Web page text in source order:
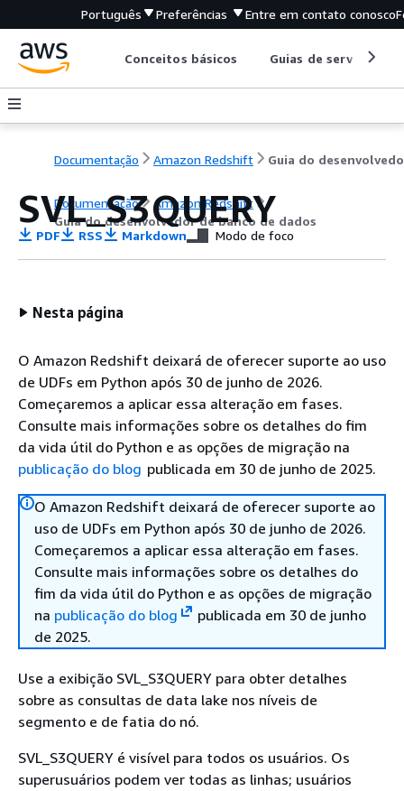
Português Preferências Entre em contato conosco
Conceitos básicos Guias de serviço
Documentação Amazon Redshift
Documentação
Amazon Redshift
Guia do desenvolvedor de banco de dados
SVL_S3QUERY
PDF RSS Markdown Modo de foco
Nesta página
O Amazon Redshift deixará de oferecer suporte ao uso
de UDFs em Python após 30 de junho de 2026.
Começaremos a aplicar essa alteração em fases.
Consulte mais informações sobre os detalhes do fim
da vida útil do Python e as opções de migração na
publicação do blog publicada em 30 de junho de 2025.
O Amazon Redshift deixará de oferecer suporte ao
uso de UDFs em Python após 30 de junho de 2026.
Começaremos a aplicar essa alteração em fases.
Consulte mais informações sobre os detalhes do
fim da vida útil do Python e as opções de migração
na publicação do blog
publicada em 30 de junho
de 2025.
Use a exibição SVL_S3QUERY para obter detalhes
sobre as consultas de data lake nos níveis de
segmento e de fatia do nó.
SVL_S3QUERY é visível para todos os usuários. Os
superusuários podem ver todas as linhas; usuários